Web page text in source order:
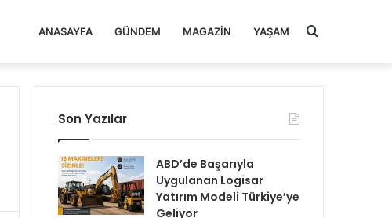
ANASAYFA GÜNDEM MAGAZIN YAŞAM Arama
Son Yazılar
ABD’de Başarıyla
Uygulanan Logisar
Yatırım Modeli Türkiye’ye
Geliyor